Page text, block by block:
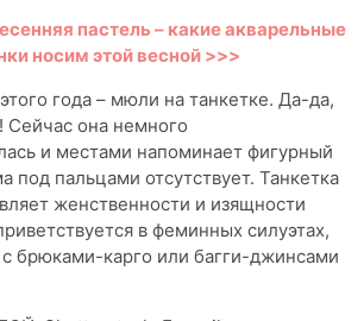
пастель – какие акварельные
носим этой весной >>>
года – мюли на танкетке. Да-да,
Сейчас она немного
и местами напоминает фигурный
под пальцами отсутствует. Танкетка
женственности и изящности
в феминных силуэтах,
брюками-карго или багги-джинсами